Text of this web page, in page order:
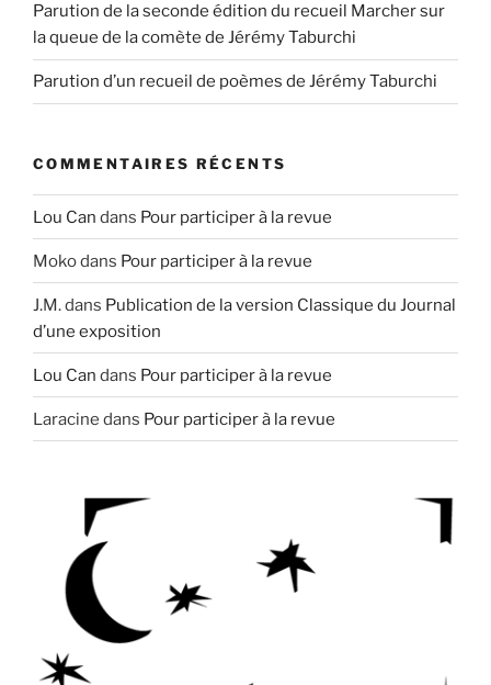
Parution de la seconde édition du recueil Marcher sur
la queue de la comète de Jérémy Taburchi
Parution d’un recueil de poèmes de Jérémy Taburchi
COMMENTAIRES RÉCENTS
Lou Can dans Pour participer à la revue
Mokodans Pour participer à la revue
J.M.dans Publication de la version Classique du Journal
d’une exposition
Lou Can dans Pour participer à la revue
Laracine dans Pour participer à la revue